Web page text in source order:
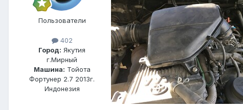
Пользователи
402
Город: Якутия
г.Мирный
Машина: Тойота
Фортунер 2.7 2013г.
Индонезия